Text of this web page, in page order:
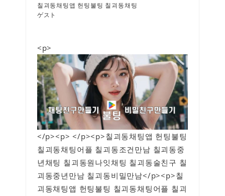
칠괴동채팅앱 헌팅불팅 칠괴동채팅
ゲスト
<p>
</p><p> </p><p>칠괴동채팅앱 헌팅불팅
칠괴동채팅어플 칠괴동조건만남 칠괴동중
년채팅 칠괴동원나잇채팅 칠괴동술친구 칠
괴동중년만남 칠괴동비밀만남</p><p>칠
괴동채팅앱 헌팅불팅 칠괴동채팅어플 칠괴